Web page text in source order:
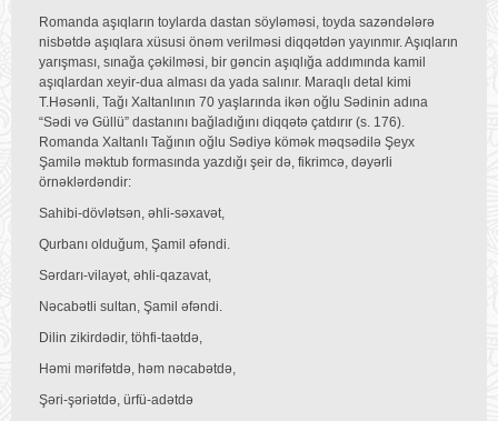
Romanda aşıqların toylarda dastan söyləməsi, toyda sazəndələrə
nisbətdə aşıqlara xüsusi önəm verilməsi diqqətdən yayınmır. Aşıqların
yarışması, sınağa çəkilməsi, bir gəncin aşıqlığa addımında kamil
aşıqlardan xeyir-dua alması da yada salınır. Maraqlı detal kimi
T.Həsənli, Tağı Xaltanlının 70 yaşlarında ikən oğlu Sədinin adına
“Sədi və Güllü” dastanını bağladığını diqqətə çatdırır (s. 176).
Romanda Xaltanlı Tağının oğlu Sədiyə kömək məqsədilə Şeyx
Şamilə məktub formasında yazdığı şeir də, fikrimcə, dəyərli
örnəklərdəndir:
Sahibi-dövlətsən, əhli-səxavət,
Qurbanı olduğum, Şamil əfəndi.
Sərdarı-vilayət, əhli-qazavat,
Nəcabətli sultan, Şamil əfəndi.
Dilin zikirdədir, töhfi-taətdə,
Həmi mərifətdə, həm nəcabətdə,
Şəri-şəriətdə, ürfü-adətdə